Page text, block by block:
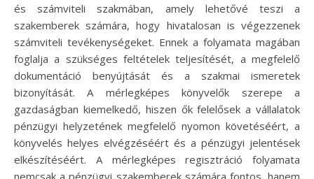
és számviteli szakmában, amely lehetővé teszi a
szakemberek számára, hogy hivatalosan is végezzenek
számviteli tevékenységeket. Ennek a folyamata magában
foglalja a szükséges feltételek teljesítését, a megfelelő
dokumentáció benyújtását és a szakmai ismeretek
bizonyítását. A mérlegképes könyvelők szerepe a
gazdaságban kiemelkedő, hiszen ők felelősek a vállalatok
pénzügyi helyzetének megfelelő nyomon követéséért, a
könyvelés helyes elvégzéséért és a pénzügyi jelentések
elkészítéséért. A mérlegképes regisztráció folyamata